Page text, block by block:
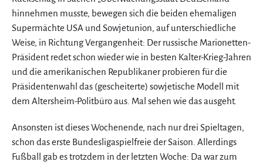
hinnehmen musste, bewegen sich die beiden ehemaligen
Supermächte USA und Sowjetunion, auf unterschiedliche
Weise, in Richtung Vergangenheit: Der russische Marionetten-
Präsident redet schon wieder wie in besten Kalter-Krieg-Jahren
und die amerikanischen Republikaner probieren für die
Präsidentenwahl das (gescheiterte) sowjetische Modell mit
dem Altersheim-Politbüro aus. Mal sehen wie das ausgeht.
Ansonsten ist dieses Wochenende, nach nur drei Spieltagen,
schon das erste Bundesligaspielfreie der Saison. Allerdings
Fußball gab es trotzdem in der letzten Woche: Da war zum